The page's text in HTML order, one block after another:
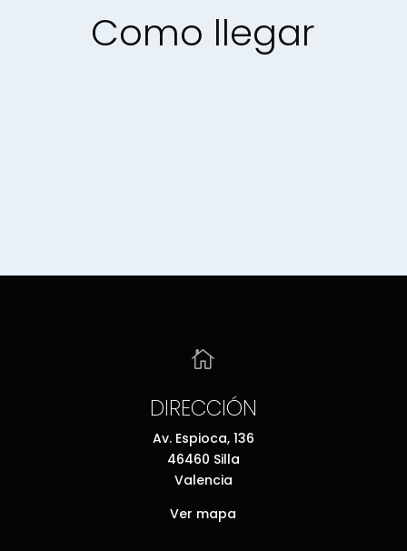
Como llegar

DIRECCIÓN
Av. Espioca, 136
46460 Silla
Valencia
Ver mapa